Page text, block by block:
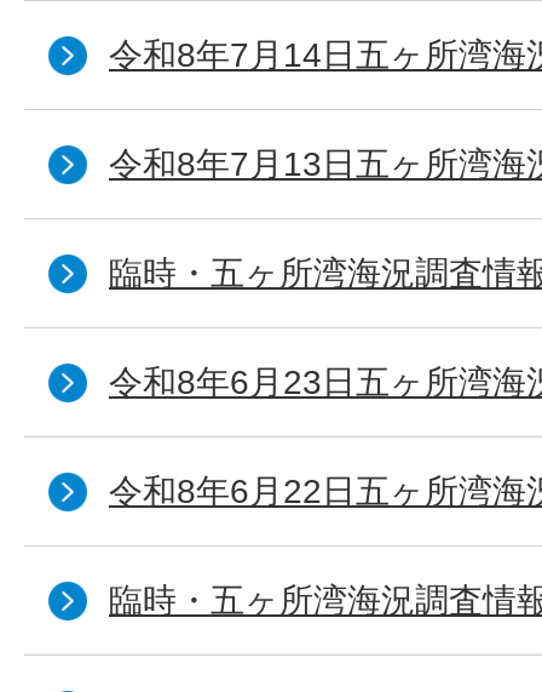
令和8年7月14日五ヶ所湾海
令和8年7月13日五ヶ所湾海
臨時・五ヶ所湾海況調査情
令和8年6月23日五ヶ所湾海
令和8年6月22日五ヶ所湾海
臨時・五ヶ所湾海況調査情